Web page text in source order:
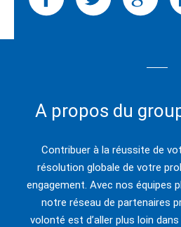
A propos du
Contribuer à la réussite de
résolution globale de votre
engagement. Avec nos équipes
notre réseau de partenaires
volonté est d’aller plus loin